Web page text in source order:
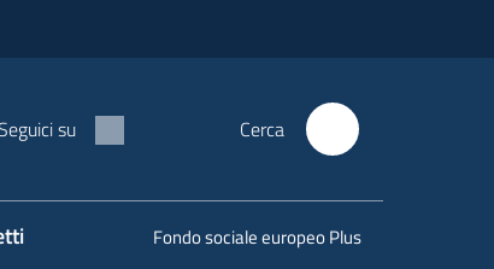
su Cerca
Fondo sociale europeo Plus